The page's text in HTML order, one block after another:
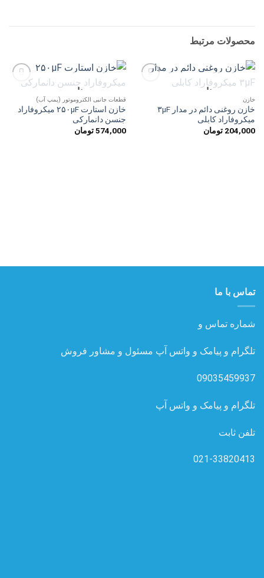
محصولات مرتبط
علاقه
مندی
ناموجود
خازن
خازن روغنی دائم در مدار ۳µF
میکروفاراد کابلی
204,000 تومان
افزودن
علاقه
مندی
ناموجود
قطعات جانبی الکتروموتور (پمپ آب)
خازن استارت ۲۵۰µF میکروفاراد
جنسن دانمارکی
574,000 تومان
تماس با ما
شماره تماس و
تلگرام و پیامک و واتس آپ مسئول و مشاور فروش
09035459937
تلگرام و پیامک و واتس آپ
تلفن ثابت
021-33820413